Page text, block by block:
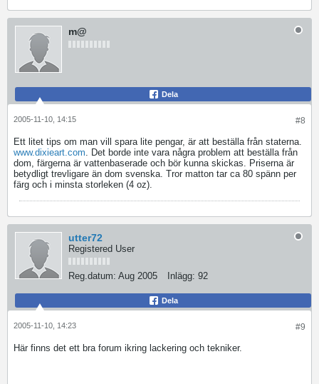
m@
Dela
#8
2005-11-10, 14:15
Ett litet tips om man vill spara lite pengar, är att beställa från staterna.
www.dixieart.com. Det borde inte vara några problem att beställa från
dom, färgerna är vattenbaserade och bör kunna skickas. Priserna är
betydligt trevligare än dom svenska. Tror matton tar ca 80 spänn per
färg och i minsta storleken (4 oz).
utter72
Registered User
Reg.datum: Aug 2005 Inlägg: 92
Dela
#9
2005-11-10, 14:23
Här finns det ett bra forum ikring lackering och tekniker.